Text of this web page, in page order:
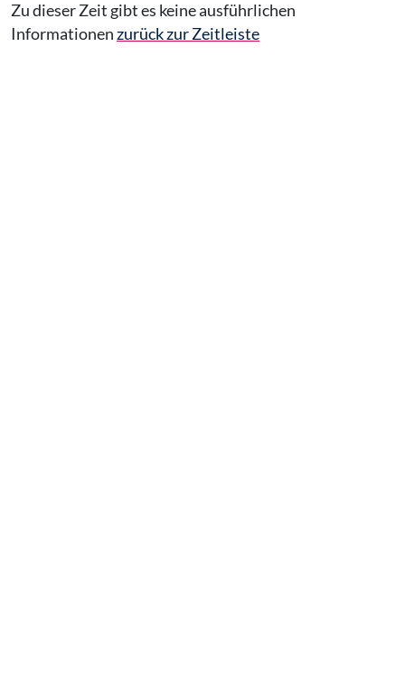
Zu dieser Zeit gibt es keine ausführlichen
Informationenzurück zur Zeitleiste